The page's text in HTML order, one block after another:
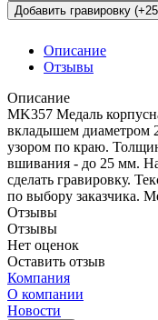
Добавить гравировку
Описание
Отзывы
Описание
MK357 Медаль
вкладышем диаметром
узором по краю.
вшивания - до 25 мм.
сделать гравировку.
по выбору заказчика.
Отзывы
Отзывы
Нет оценок
Оставить отзыв
Компания
О компании
Новости